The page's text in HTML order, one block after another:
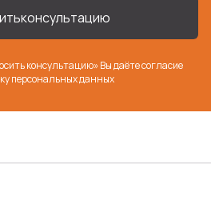
консультацию
консультацию» Вы даёте согласие
персональных данных